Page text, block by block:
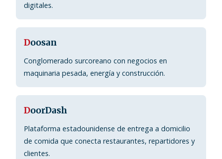
digitales.
Doosan
Conglomerado surcoreano con negocios en
maquinaria pesada, energía y construcción.
DoorDash
Plataforma estadounidense de entrega a domicilio
de comida que conecta restaurantes, repartidores y
clientes.